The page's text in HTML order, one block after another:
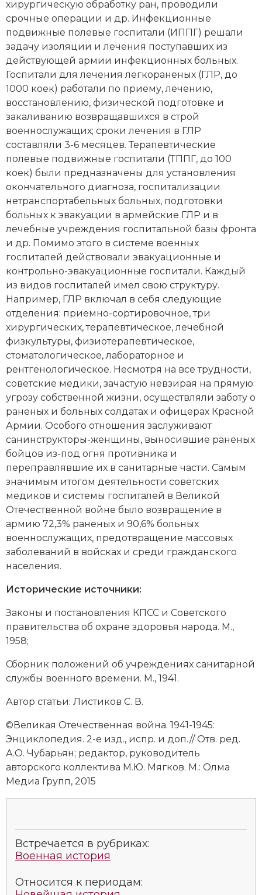
хирургическую обработку ран, проводили
срочные операции и др. Инфекционные
подвижные полевые госпитали (ИППГ) решали
задачу изоляции и лечения поступавших из
действующей армии инфекционных больных.
Госпитали для лечения легкораненых (ГЛР, до
1000 коек) работали по приему, лечению,
восстановлению, физической подготовке и
закаливанию возвращавшихся в строй
военнослужащих; сроки лечения в ГЛР
составляли 3-6 месяцев. Терапевтические
полевые подвижные госпитали (ТППГ, до 100
коек) были предназначены для установления
окончательного диагноза, госпитализации
нетранспортабельных больных, подготовки
больных к эвакуации в армейские ГЛР и в
лечебные учреждения госпитальной базы фронта
и др. Помимо этого в системе военных
госпиталей действовали эвакуационные и
контрольно-эвакуационные госпитали. Каждый
из видов госпиталей имел свою структуру.
Например, ГЛР включал в себя следующие
отделения: приемно-сортировочное, три
хирургических, терапевтическое, лечебной
физкультуры, физиотерапевтическое,
стоматологическое, лабораторное и
рентгенологическое. Несмотря на все трудности,
советские медики, зачастую невзирая на прямую
угрозу собственной жизни, осуществляли заботу о
раненых и больных солдатах и офицерах Красной
Армии. Особого отношения заслуживают
санинструкторы-женщины, выносившие раненых
бойцов из-под огня противника и
переправлявшие их в санитарные части. Самым
значимым итогом деятельности советских
медиков и системы госпиталей в Великой
Отечественной войне было возвращение в
армию 72,3% раненых и 90,6% больных
военнослужащих, предотвращение массовых
заболеваний в войсках и среди гражданского
населения.
Исторические источники:
Законы и постановления КПСС и Советского
правительства об охране здоровья народа. М.,
1958;
Сборник положений об учреждениях санитарной
службы военного времени. М., 1941.
Автор статьи: Листиков С. В.
©Великая Отечественная война. 1941-1945:
Энциклопедия. 2-е изд., испр. и доп.// Отв. ред.
А.О. Чубарьян; редактор, руководитель
авторского коллектива М.Ю. Мягков. М.: Олма
Медиа Групп, 2015
Встречается в рубриках:
Военная история
Относится к периодам: